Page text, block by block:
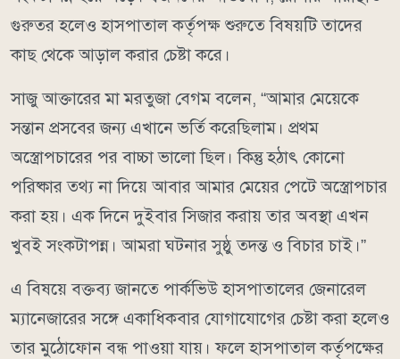
গুরুতর হলেও হাসপাতাল কর্তৃপক্ষ শুরুতে বিষয়টি তাদের
কাছ থেকে আড়াল করার চেষ্টা করে।
সাজু আক্তারের মা মরতুজা বেগম বলেন, “আমার মেয়েকে
সন্তান প্রসবের জন্য এখানে ভর্তি করেছিলাম। প্রথম
অস্ত্রোপচারের পর বাচ্চা ভালো ছিল। কিন্তু হঠাৎ কোনো
পরিষ্কার তথ্য না দিয়ে আবার আমার মেয়ের পেটে অস্ত্রোপচার
করা হয়। এক দিনে দুইবার সিজার করায় তার অবস্থা এখন
খুবই সংকটাপন্ন। আমরা ঘটনার সুষ্ঠু তদন্ত ও বিচার চাই।”
এ বিষয়ে বক্তব্য জানতে পার্কভিউ হাসপাতালের জেনারেল
ম্যানেজারের সঙ্গে একাধিকবার যোগাযোগের চেষ্টা করা হলেও
তার মুঠোফোন বন্ধ পাওয়া যায়। ফলে হাসপাতাল কর্তৃপক্ষের